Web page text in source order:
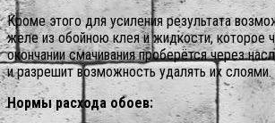
Кроме этого для усиления результата
желе из обойною клея и жидкости, которое
окончании смачивания проберётся через
и разрешит возможность удалять их слоями.
Нормы расхода обоев: